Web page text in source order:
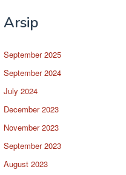
Arsip
September 2025
September 2024
July 2024
December 2023
November 2023
September 2023
August 2023